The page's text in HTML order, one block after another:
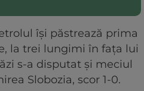
își păstrează prima
la trei lungimi în fața lui
s-a disputat și meciul
Slobozia, scor 1-0.